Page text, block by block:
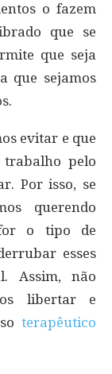
o fazem
que se
que seja
que sejamos
evitar e que
pelo
Por isso, se
querendo
o tipo de
esses
Assim, não
libertar e
terapêutico